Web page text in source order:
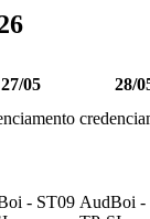
27/05
28/
- ST09 AudBoi -